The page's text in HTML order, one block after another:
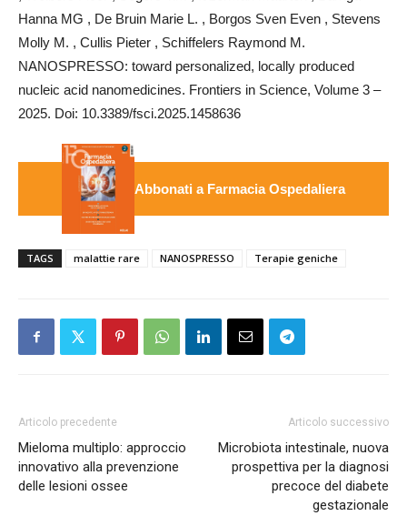
Hanna MG , De Bruin Marie L. , Borgos Sven Even , Stevens
Molly M. , Cullis Pieter , Schiffelers Raymond M.
NANOSPRESSO: toward personalized, locally produced
nucleic acid nanomedicines. Frontiers in Science, Volume 3 –
2025. Doi: 10.3389/fsci.2025.1458636
Abbonati a Farmacia Ospedaliera
TAGS malattie rare NANOSPRESSO Terapie geniche
Articolo precedente
Mieloma multiplo: approccio
innovativo alla prevenzione
delle lesioni ossee
Articolo successivo
Microbiota intestinale, nuova
prospettiva per la diagnosi
precoce del diabete
gestazionale